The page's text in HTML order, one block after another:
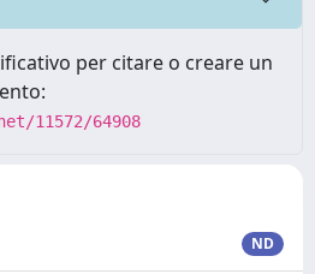
per citare o creare un
11572/64908
ND